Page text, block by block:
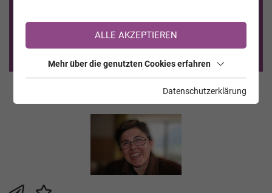
Sie sind noch nicht auf TrauerHilfe.it registriert?
>> zur kostenlosen Registrierung <<
ALLE AKZEPTIEREN
Mehr über die genutzten Cookies erfahren
Datenschutzerklärung